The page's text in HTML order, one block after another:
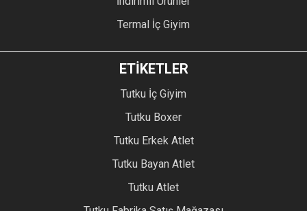
Termal İç Giyim
ETİKETLER
Tutku İç Giyim
Tutku Boxer
Tutku Erkek Atlet
Tutku Bayan Atlet
Tutku Atlet